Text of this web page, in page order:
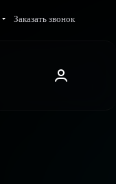
Заказать звонок